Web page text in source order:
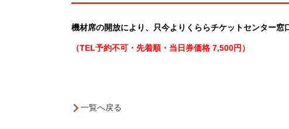
機材席の開放により、只今よりくららチケットセンター窓
（TEL予約不可・先着順・当日券価格 7,500円）
一覧へ戻る